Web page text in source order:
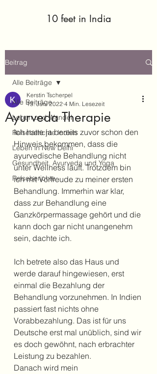
10 feet in India
Beitrag
Alle Beiträge
Leben und Wandel
Reiseberichte Indien
Leben in New Delhi
Gesundheit, Ayurveda und Yoga
Reiseberichte
Alle Beiträge
Ayurveda Therapie
Kerstin Tscherpel
13. Juni 2022 4 Min. Lesezeit
Ich hatte ja bereits zuvor schon den
Hinweis bekommen, dass die
ayurvedische Behandlung nicht
unter Wellness läuft. Trotzdem bin
ich mit Vorfreude zu meiner ersten
Behandlung. Immerhin war klar,
dass zur Behandlung eine
Ganzkörpermassage gehört und die
kann doch gar nicht unangenehm
sein, dachte ich.
Ich betrete also das Haus und
werde darauf hingewiesen, erst
einmal die Bezahlung der
Behandlung vorzunehmen. In Indien
passiert fast nichts ohne
Vorabbezahlung. Das ist für uns
Deutsche erst mal unüblich, sind wir
es doch gewöhnt, nach erbrachter
Leistung zu bezahlen.
Danach wird mein